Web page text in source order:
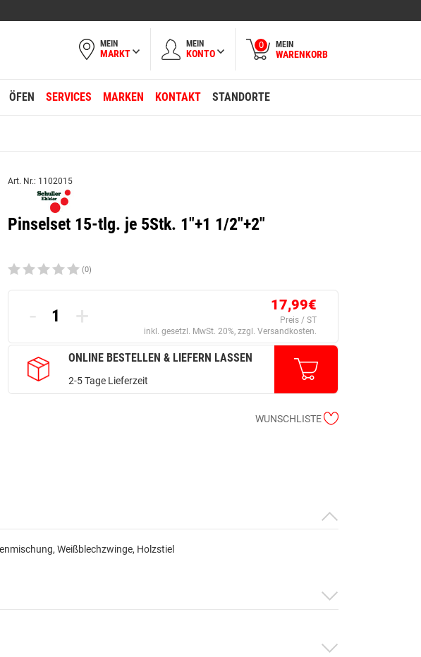
MEIN
MARKT
MEIN
KONTO
0 MEIN
WARENKORB
ÖFEN SERVICES MARKEN KONTAKT STANDORTE
Art. Nr.: 1102015
Pinselset 15-tlg. je 5Stk. 1"+1 1/2"+2"
(0)
- + 17,99€
Preis / ST
inkl. gesetzl. MwSt. 20%, zzgl. Versandkosten.
ONLINE BESTELLEN & LIEFERN LASSEN
2-5 Tage Lieferzeit
WUNSCHLISTE
Weißblechzwinge, Holzstiel